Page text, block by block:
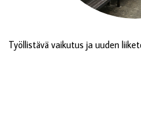
Työllistävä vaikutus ja uuden